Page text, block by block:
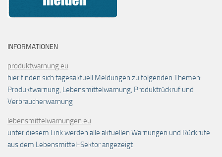
INFORMATIONEN
produktwarnung.eu
hier finden sich tagesaktuell Meldungen zu folgenden Themen:
Produktwarnung, Lebensmittelwarnung, Produktrückruf und
Verbraucherwarnung
lebensmittelwarnungen.eu
unter diesem Link werden alle aktuellen Warnungen und Rückrufe
aus dem Lebensmittel-Sektor angezeigt